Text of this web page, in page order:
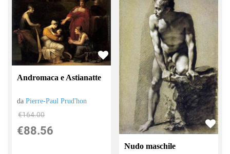
Andromaca e Astianatte
daPierre-Paul Prud'hon
€164.00
€88.56
Nudo maschile